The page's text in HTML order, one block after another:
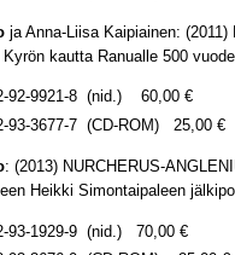
ja Anna-Liisa Kaipiainen:
kautta Ranualle 500
92-9921-8 (nid.) 60,00 €
93-3677-7 (CD-ROM) 25,00 €
: (2013) NURCHERUS-
Heikki Simontaipaleen
93-1929-9 (nid.) 70,00 €